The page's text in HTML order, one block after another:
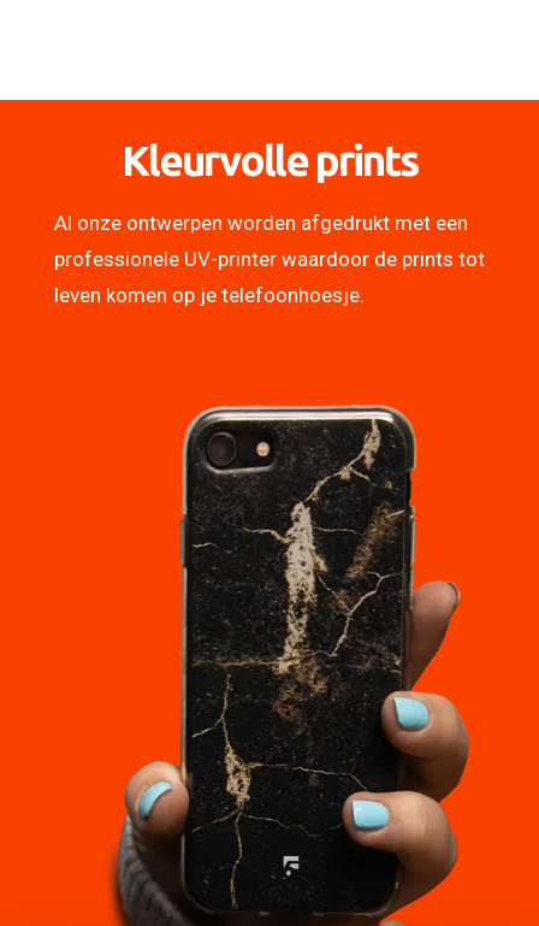
Kleurvolle prints
Al onze ontwerpen worden afgedrukt met een
professionele UV-printer waardoor de prints tot
leven komen op je telefoonhoesje.